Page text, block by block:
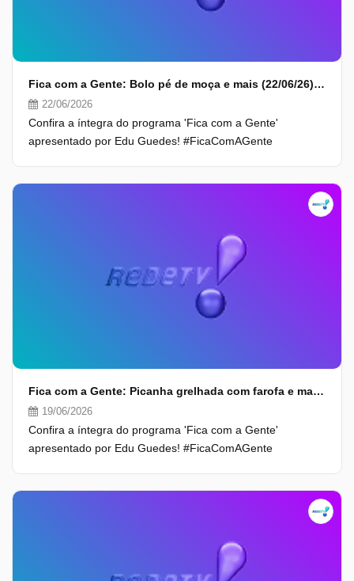
Fica com a Gente: Bolo pé de moça e mais (22/06/26) | Completo
22/06/2026
Confira a íntegra do programa 'Fica com a Gente'
apresentado por Edu Guedes! #FicaComAGente
Fica com a Gente: Picanha grelhada com farofa e mais (19/06/26) | Completo
19/06/2026
Confira a íntegra do programa 'Fica com a Gente'
apresentado por Edu Guedes! #FicaComAGente